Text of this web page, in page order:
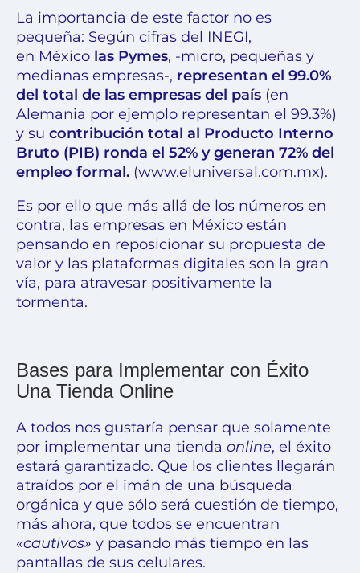
La importancia de este factor no es
pequeña: Según cifras del INEGI,
en México las Pymes, -micro, pequeñas y
medianas empresas-, representan el 99.0%
del total de las empresas del país (en
Alemania por ejemplo representan el 99.3%)
y su contribución total al Producto Interno
Bruto (PIB) ronda el 52% y generan 72% del
empleo formal. (www.eluniversal.com.mx).
Es por ello que más allá de los números en
contra, las empresas en México están
pensando en reposicionar su propuesta de
valor y las plataformas digitales son la gran
vía, para atravesar positivamente la
tormenta.
Bases para Implementar con Éxito
Una Tienda Online
A todos nos gustaría pensar que solamente
por implementar una tienda online, el éxito
estará garantizado. Que los clientes llegarán
atraídos por el imán de una búsqueda
orgánica y que sólo será cuestión de tiempo,
más ahora, que todos se encuentran
«cautivos» y pasando más tiempo en las
pantallas de sus celulares.